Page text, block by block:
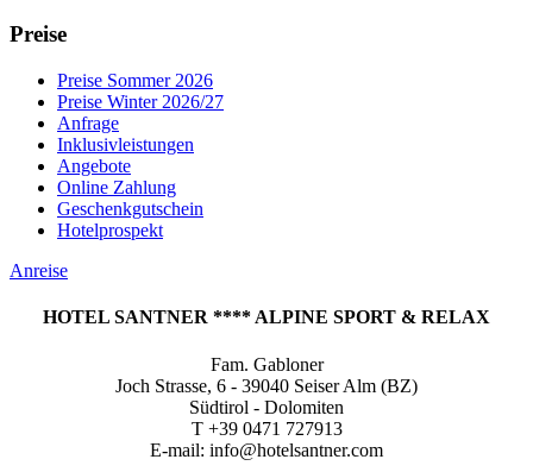
Preise
Preise Sommer 2026
Preise Winter 2026/27
Anfrage
Inklusivleistungen
Angebote
Online Zahlung
Geschenkgutschein
Hotelprospekt
Anreise
HOTEL SANTNER **** ALPINE SPORT & RELAX
Fam. Gabloner
Joch Strasse, 6 - 39040 Seiser Alm (BZ)
Südtirol - Dolomiten
T +39 0471 727913
E-mail: info@hotelsantner.com